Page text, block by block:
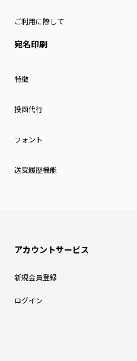
ご利用に際して
宛名印刷
特徴
投函代行
フォント
送受履歴機能
アカウントサービス
新規会員登録
ログイン